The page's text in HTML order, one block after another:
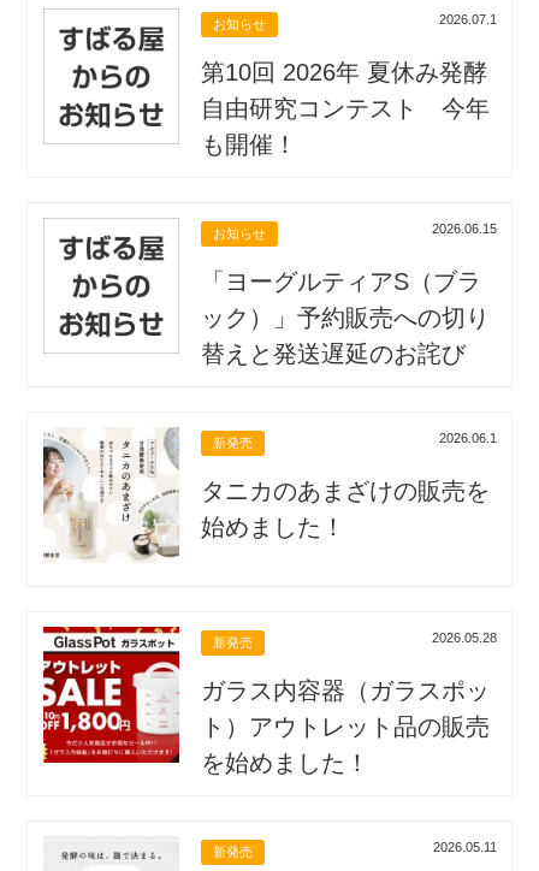
お知らせ 2026.07.1
第10回 2026年 夏休み発酵
自由研究コンテスト 今年
も開催！
お知らせ 2026.06.15
「ヨーグルティアS（ブラ
ック）」予約販売への切り
替えと発送遅延のお詫び
新発売 2026.06.1
タニカのあまざけの販売を
始めました！
新発売 2026.05.28
ガラス内容器（ガラスポッ
ト）アウトレット品の販売
を始めました！
新発売 2026.05.11